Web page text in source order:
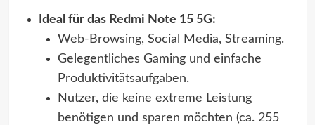
Ideal für das Redmi Note 15 5G:
Web-Browsing, Social Media, Streaming.
Gelegentliches Gaming und einfache
Produktivitätsaufgaben.
Nutzer, die keine extreme Leistung
benötigen und sparen möchten (ca. 255